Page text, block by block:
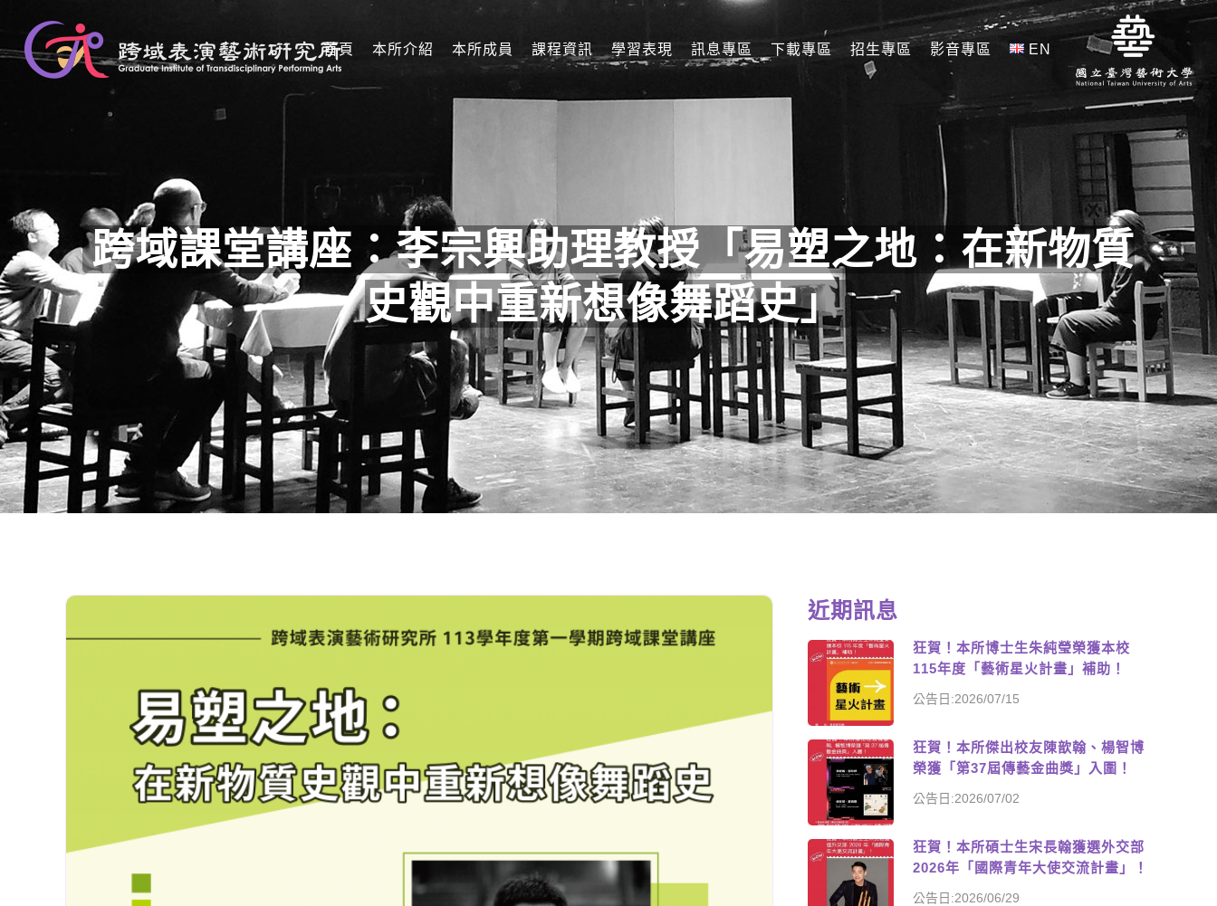
首頁 本所介紹 本所成員 課程資訊 學習表現 訊息專區 下載專區 招生專區 影音專區 EN
跨域課堂講座：李宗興助理教授「易塑之地：在新物質
史觀中重新想像舞蹈史」
近期訊息
狂賀！本所博士生朱純瑩榮獲本校
115年度「藝術星火計畫」補助！
公告日:2026/07/15
狂賀！本所傑出校友陳歆翰、楊智博
榮獲「第37屆傳藝金曲獎」入圍！
公告日:2026/07/02
狂賀！本所碩士生宋長翰獲選外交部
2026年「國際青年大使交流計畫」！
公告日:2026/06/29